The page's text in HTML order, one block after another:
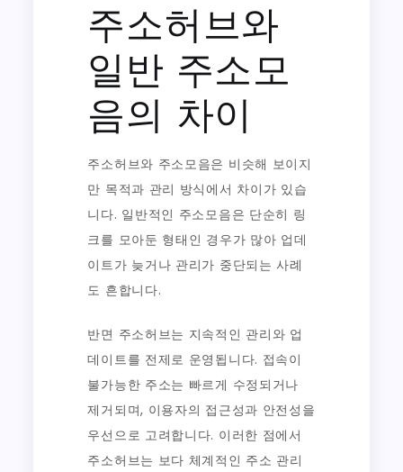
주소허브와
일반 주소모
음의 차이
주소허브와 주소모음은 비슷해 보이지
만 목적과 관리 방식에서 차이가 있습
니다. 일반적인 주소모음은 단순히 링
크를 모아둔 형태인 경우가 많아 업데
이트가 늦거나 관리가 중단되는 사례
도 흔합니다.
반면 주소허브는 지속적인 관리와 업
데이트를 전제로 운영됩니다. 접속이
불가능한 주소는 빠르게 수정되거나
제거되며, 이용자의 접근성과 안전성을
우선으로 고려합니다. 이러한 점에서
주소허브는 보다 체계적인 주소 관리